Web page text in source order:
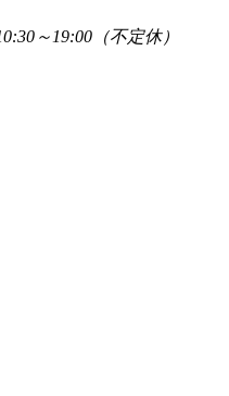
～19:00（不定休）